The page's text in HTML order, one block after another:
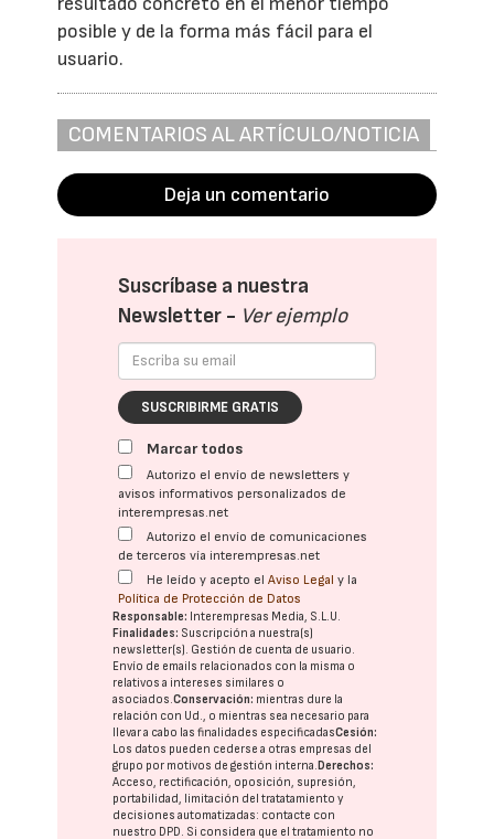
posible y de la forma más fácil para el
usuario.
COMENTARIOS AL ARTÍCULO/NOTICIA
Deja un comentario
Suscríbase a nuestra
Newsletter - Ver ejemplo
SUSCRIBIRME GRATIS
Marcar todos
Autorizo el envío de newsletters y
avisos informativos personalizados de
interempresas.net
Autorizo el envío de comunicaciones
de terceros vía interempresas.net
He leído y acepto elAviso Legal y la
Política de Protección de Datos
Responsable: Interempresas Media, S.L.U.
Finalidades: Suscripción a nuestra(s)
newsletter(s). Gestión de cuenta de usuario.
Envío de emails relacionados con la misma o
relativos a intereses similares o
asociados.Conservación: mientras dure la
relación con Ud., o mientras sea necesario para
llevar a cabo las finalidades especificadasCesión:
Los datos pueden cederse a otras empresas del
grupo por motivos de gestión interna.Derechos:
Acceso, rectificación, oposición, supresión,
portabilidad, limitación del tratatamiento y
decisiones automatizadas: contacte con
nuestro DPD. Si considera que el tratamiento no